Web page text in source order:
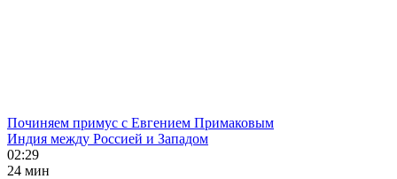
Починяем примус с Евгением Примаковым
Индия между Россией и Западом
02:29
24 мин